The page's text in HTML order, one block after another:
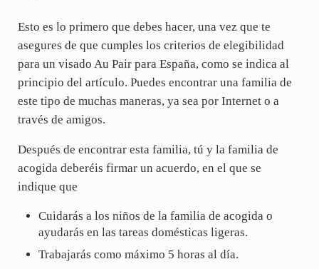
Esto es lo primero que debes hacer, una vez que te
asegures de que cumples los criterios de elegibilidad
para un visado Au Pair para España, como se indica al
principio del artículo. Puedes encontrar una familia de
este tipo de muchas maneras, ya sea por Internet o a
través de amigos.
Después de encontrar esta familia, tú y la familia de
acogida deberéis firmar un acuerdo, en el que se
indique que
Cuidarás a los niños de la familia de acogida o
ayudarás en las tareas domésticas ligeras.
Trabajarás como máximo 5 horas al día.